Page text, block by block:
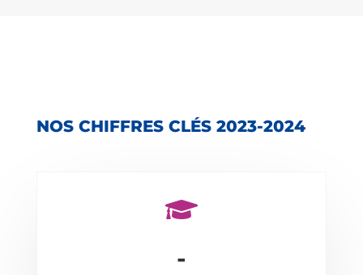
NOS CHIFFRES CLÉS 2023-2024

-